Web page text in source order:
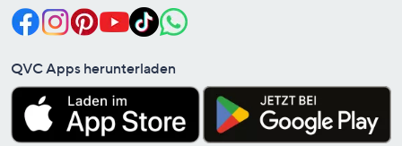
QVC Apps herunterladen